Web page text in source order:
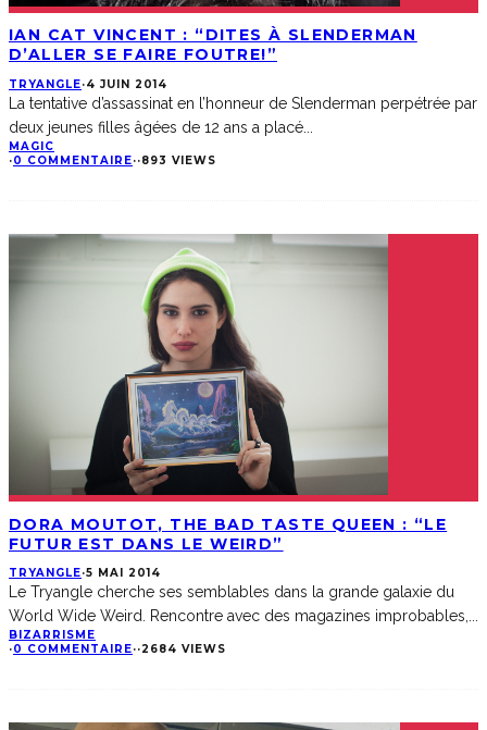
IAN CAT VINCENT : “DITES À SLENDERMAN
D’ALLER SE FAIRE FOUTRE!”
TRYANGLE·4 JUIN 2014
La tentative d’assassinat en l’honneur de Slenderman perpétrée par
deux jeunes filles âgées de 12 ans a placé
MAGIC
·0 COMMENTAIRE··893 VIEWS
DORA MOUTOT, THE BAD TASTE QUEEN : “LE
FUTUR EST DANS LE WEIRD”
TRYANGLE·5 MAI 2014
Le Tryangle cherche ses semblables dans la grande galaxie du
World Wide Weird. Rencontre avec des magazines improbables,
BIZARRISME
·0 COMMENTAIRE··2684 VIEWS